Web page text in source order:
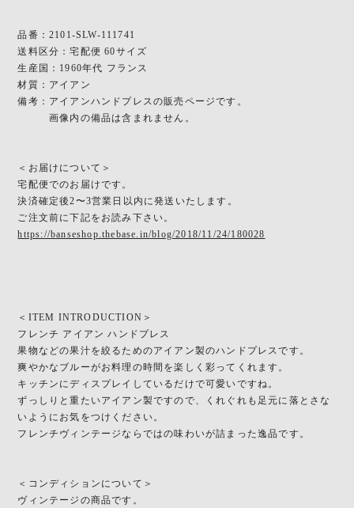
品番：2101-SLW-111741
送料区分：宅配便 60サイズ
生産国：1960年代 フランス
材質：アイアン
備考：アイアンハンドプレスの販売ページです。
画像内の備品は含まれません。
＜お届けについて＞
宅配便でのお届けです。
決済確定後2〜3営業日以内に発送いたします。
ご注文前に下記をお読み下さい。
https://banseshop.thebase.in/blog/2018/11/24/180028
＜ITEM INTRODUCTION＞
フレンチ アイアン ハンドプレス
果物などの果汁を絞るためのアイアン製のハンドプレスです。
爽やかなブルーがお料理の時間を楽しく彩ってくれます。
キッチンにディスプレイしているだけで可愛いですね。
ずっしりと重たいアイアン製ですので、くれぐれも足元に落とさな
いようにお気をつけください。
フレンチヴィンテージならではの味わいが詰まった逸品です。
＜コンディションについて＞
ヴィンテージの商品です。